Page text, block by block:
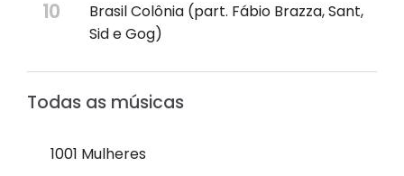
Brasil Colônia (part. Fábio Brazza, Sant,
Sid e Gog)
Todas as músicas
1001 Mulheres